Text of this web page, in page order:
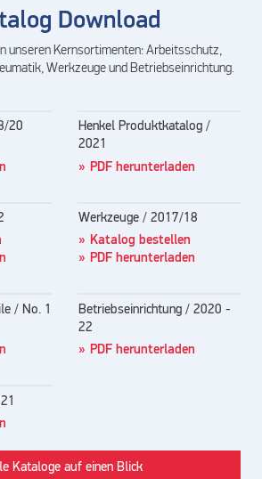
Download
unseren Kernsortimenten: Arbeitsschutz,
Werkzeuge und Betriebseinrichtung.
20
Henkel Produktkatalog /
2021
PDF herunterladen
Werkzeuge / 2017/18
Katalog bestellen
PDF herunterladen
/ No. 1
Betriebseinrichtung / 2020 -
22
PDF herunterladen
Kataloge auf einen Blick